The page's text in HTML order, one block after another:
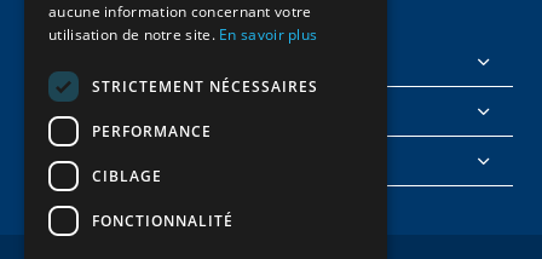
À propos de nous
Rejoignez-nous
aucune information concernant votre
utilisation de notre site. En savoir plus
STRICTEMENT NÉCESSAIRES
PERFORMANCE
CIBLAGE
FONCTIONNALITÉ